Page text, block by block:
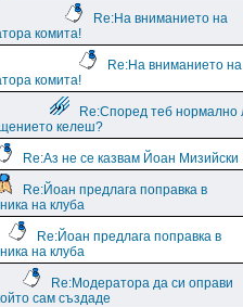
Re:На вниманието на
комита!
Re:На вниманието на
комита!
Re:Според теб нормално
келеш?
Re:Аз не се казвам Йоан Мизийски
Re:Йоан предлага поправка в
на клуба
Re:Йоан предлага поправка в
на клуба
Re:Модератора да си оправи
сам създаде